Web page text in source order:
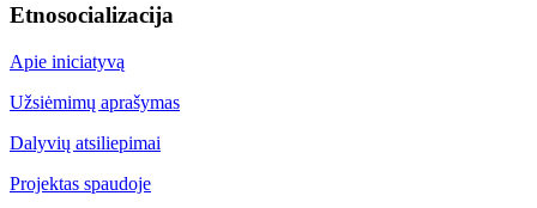
Etnosocializacija
Apie iniciatyvą
Užsiėmimų aprašymas
Dalyvių atsiliepimai
Projektas spaudoje